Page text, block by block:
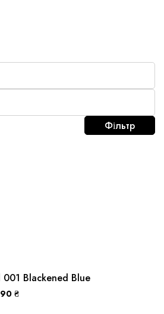
Фільтр
001 Blackened Blue
₴